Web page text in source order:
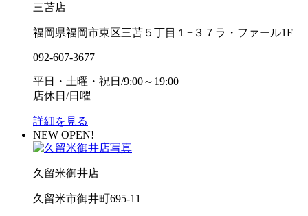
三苫店
福岡県福岡市東区三苫５丁目１−３７ラ・ファール1F
092-607-3677
平日・土曜・祝日/9:00～19:00
店休日/日曜
詳細を見る
NEW OPEN!
久留米御井店
久留米市御井町695-11